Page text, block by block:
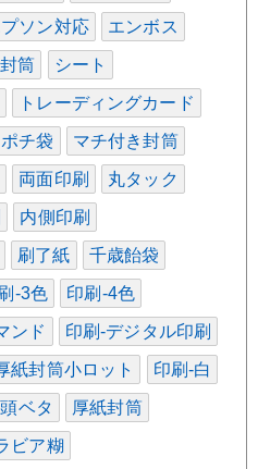
ソン対応 エンボス
筒 シート
トレーディングカード
ポチ袋 マチ付き封筒
両面印刷 丸タック
内側印刷
刷了紙 千歳飴袋
-3色 印刷-4色
ンド 印刷-デジタル印刷
紙封筒小ロット 印刷-白
ベタ 厚紙封筒
ビア糊